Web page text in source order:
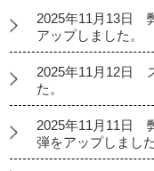
2025年11月13日
アップしました。
2025年11月12日
た。
2025年11月11日
弾をアップしました